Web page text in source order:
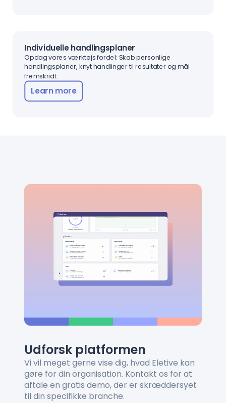
Individuelle handlingsplaner
Opdag vores værktøjs fordel: Skab personlige
handlingsplaner, knyt handlinger til resultater og mål
fremskridt.
Learn more
Udforsk platformen
Vi vil meget gerne vise dig, hvad Eletive kan
gøre for din organisation. Kontakt os for at
aftale en gratis demo, der er skræddersyet
til din specifikke branche.